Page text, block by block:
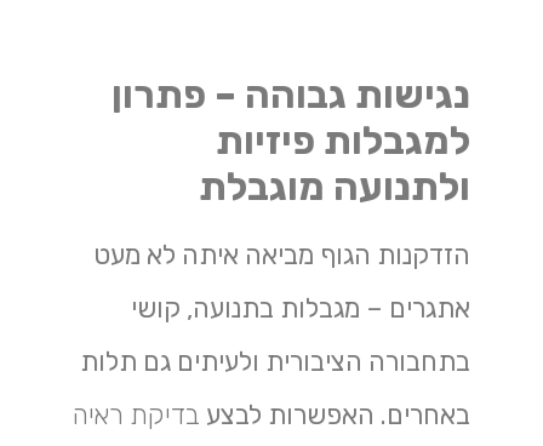
נגישות גבוהה – פתרון
למגבלות פיזיות
ולתנועה מוגבלת
הזדקנות הגוף מביאה איתה לא מעט
אתגרים – מגבלות בתנועה, קושי
בתחבורה הציבורית ולעיתים גם תלות
באחרים. האפשרות לבצע בדיקת ראיה